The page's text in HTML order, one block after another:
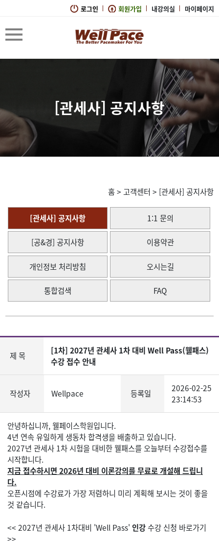
로그인 회원가입 내강의실 마이페이지
[관세사] 공지사항
홈> 고객센터 > [관세사] 공지사항
[관세사] 공지사항 1:1 문의
[공&경] 공지사항 이용약관
개인정보 처리방침 오시는길
통합검색 FAQ
제 목
[1차] 2027년 관세사 1차 대비 Well Pass(웰패스)
수강 접수 안내
작성자 Wellpace 등록일
2026-02-25
23:14:53
안녕하십니까, 웰페이스학원입니다.
4년 연속 유일하게 생동차 합격생을 배출하고 있습니다.
2027년 관세사 1차 시험을 대비한 웰패스를 오늘부터 수강접수를
시작합니다.
지금 접수하시면 2026년 대비 이론강의를 무료로 개설해 드립니
다.
오픈시점에 수강료가 가장 저렴하니 미리 계획해 보시는 것이 좋을
것 같습니다.
<< 2027년 관세사 1차대비 'Well Pass' 인강수강 신청 바로가기